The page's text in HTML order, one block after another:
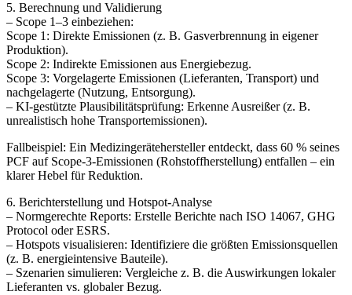
5. Berechnung und Validierung
– Scope 1–3 einbeziehen:
Scope 1: Direkte Emissionen (z. B. Gasverbrennung in eigener
Produktion).
Scope 2: Indirekte Emissionen aus Energiebezug.
Scope 3: Vorgelagerte Emissionen (Lieferanten, Transport) und
nachgelagerte (Nutzung, Entsorgung).
– KI-gestützte Plausibilitätsprüfung: Erkenne Ausreißer (z. B.
unrealistisch hohe Transportemissionen).
Fallbeispiel: Ein Medizingerätehersteller entdeckt, dass 60 % seines
PCF auf Scope-3-Emissionen (Rohstoffherstellung) entfallen – ein
klarer Hebel für Reduktion.
6. Berichterstellung und Hotspot-Analyse
– Normgerechte Reports: Erstelle Berichte nach ISO 14067, GHG
Protocol oder ESRS.
– Hotspots visualisieren: Identifiziere die größten Emissionsquellen
(z. B. energieintensive Bauteile).
– Szenarien simulieren: Vergleiche z. B. die Auswirkungen lokaler
Lieferanten vs. globaler Bezug.